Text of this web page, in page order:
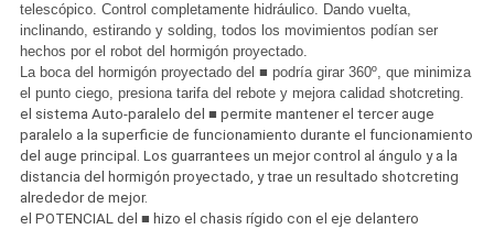
telescópico. Control completamente hidráulico. Dando vuelta,
inclinando, estirando y solding, todos los movimientos podían ser
hechos por el robot del hormigón proyectado.
La boca del hormigón proyectado del ■ podría girar 360º, que minimiza
el punto ciego, presiona tarifa del rebote y mejora calidad shotcreting.
el sistema Auto-paralelo del ■ permite mantener el tercer auge
paralelo a la superficie de funcionamiento durante el funcionamiento
del auge principal. Los guarrantees un mejor control al ángulo y a la
distancia del hormigón proyectado, y trae un resultado shotcreting
alrededor de mejor.
el POTENCIAL del ■ hizo el chasis rígido con el eje delantero